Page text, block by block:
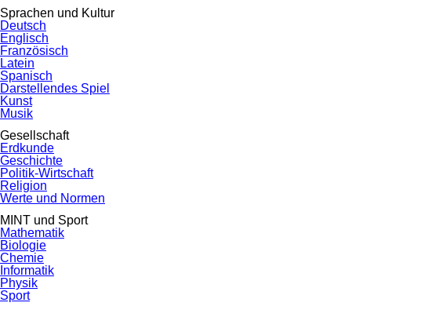
Sprachen und Kultur
Deutsch
Englisch
Französisch
Latein
Spanisch
Darstellendes Spiel
Kunst
Musik
Gesellschaft
Erdkunde
Geschichte
Politik-Wirtschaft
Religion
Werte und Normen
MINT und Sport
Mathematik
Biologie
Chemie
Informatik
Physik
Sport